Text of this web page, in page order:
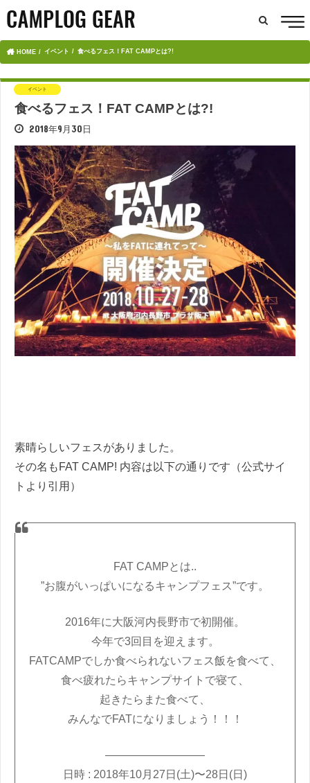
HOME イベント 食べるフェス！FAT CAMPとは?!
イベント
食べるフェス！FAT CAMPとは?!
2018年9月30日
素晴らしいフェスがありました。
その名もFAT CAMP! 内容は以下の通りです（公式サイ
トより引用）
FAT CAMPとは..
”お腹がいっぱいになるキャンプフェス”です。
2016年に大阪河内長野市で初開催。
今年で3回目を迎えます。
FATCAMPでしか食べられないフェス飯を食べて、
食べ疲れたらキャンプサイトで寝て、
起きたらまた食べて、
みんなでFATになりましょう！！！
—————————
日時 : 2018年10月27日(土)〜28日(日)